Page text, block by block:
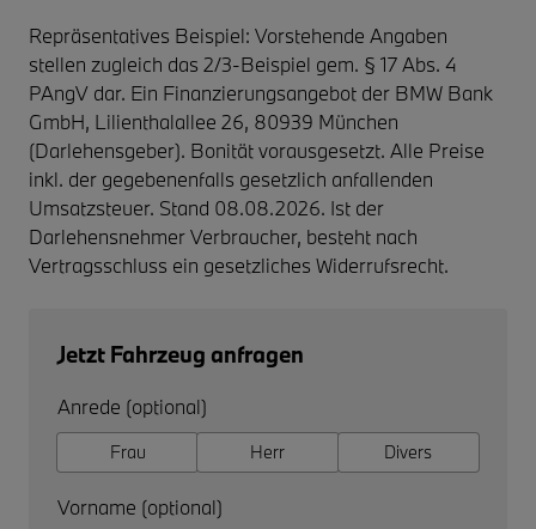
Repräsentatives Beispiel: Vorstehende Angaben
stellen zugleich das 2/3-Beispiel gem. § 17 Abs. 4
PAngV dar. Ein Finanzierungsangebot der BMW Bank
GmbH, Lilienthalallee 26, 80939 München
(Darlehensgeber). Bonität vorausgesetzt. Alle Preise
inkl. der gegebenenfalls gesetzlich anfallenden
Umsatzsteuer. Stand 08.08.2026. Ist der
Darlehensnehmer Verbraucher, besteht nach
Vertragsschluss ein gesetzliches Widerrufsrecht.
Jetzt Fahrzeug anfragen
Anrede (optional)
Frau Herr Divers
Vorname (optional)